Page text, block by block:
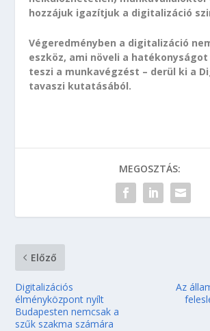
hozzájuk igazítjuk a digitalizáció
Végeredményben a digitalizáció
eszköz, ami növeli a hatékonyságot
teszi a munkavégzést – derül ki a
tavaszi kutatásából.
MEGOSZTÁS:
Előző
Digitalizációs
élményközpont nyílt
Budapesten nemcsak a
szűk szakma számára
Az